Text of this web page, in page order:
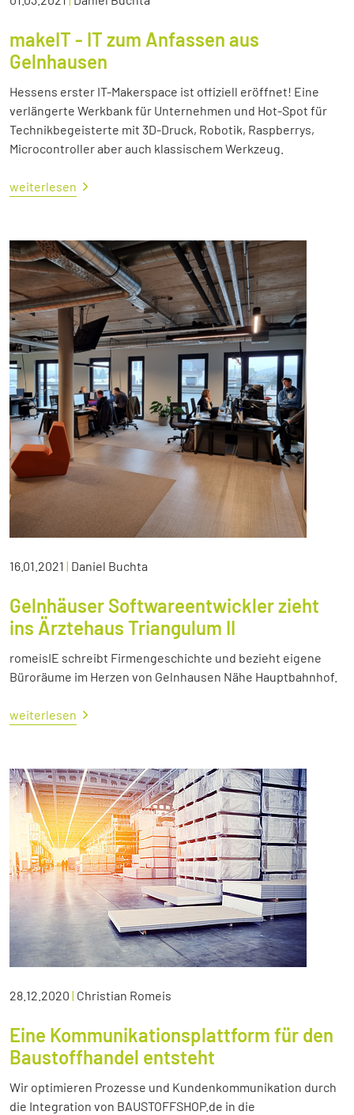
makeIT - IT zum Anfassen aus
Gelnhausen
Hessens erster IT-Makerspace ist offiziell eröffnet! Eine
verlängerte Werkbank für Unternehmen und Hot-Spot für
Technikbegeisterte mit 3D-Druck, Robotik, Raspberrys,
Microcontroller aber auch klassischem Werkzeug.
weiterlesen
16.01.2021 | Daniel Buchta
Gelnhäuser Softwareentwickler zieht
ins Ärztehaus Triangulum II
romeisIE schreibt Firmengeschichte und bezieht eigene
Büroräume im Herzen von Gelnhausen Nähe Hauptbahnhof.
weiterlesen
28.12.2020 | Christian Romeis
Eine Kommunikationsplattform für den
Baustoffhandel entsteht
Wir optimieren Prozesse und Kundenkommunikation durch
die Integration von BAUSTOFFSHOP.de in die